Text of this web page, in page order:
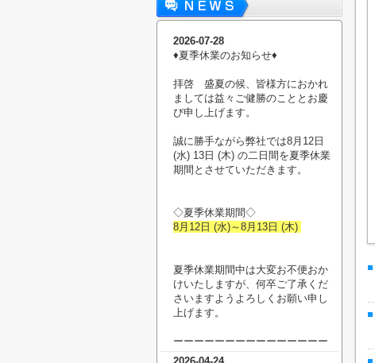
2026-07-28
♦︎夏季休業のお知らせ♦︎
拝啓 盛夏の候、皆様方におかれ
ましては益々ご健勝のこととお慶
び申し上げます。
誠に勝手ながら弊社では8月12日
(水) 13日 (木) の二日間を夏季休業
期間とさせていただきます。
◇夏季休業期間◇
8月12日 (水)～8月13日 (木)
夏季休業期間中は大変お不便おか
けいたしますが、何卒ご了承くだ
さいますようよろしくお願い申し
上げます。
ーーーーーーーーーーーーーーー